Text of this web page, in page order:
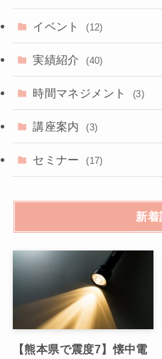
イベント (12)
実績紹介 (40)
時間マネジメント (3)
講座案内 (3)
セミナー (17)
新着
【熊本県で震度7】懐中電